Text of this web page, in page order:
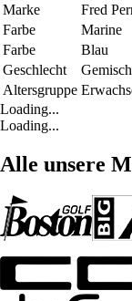
Marke
Fred
Farbe
Marine
Farbe
Blau
Geschlecht
Altersgruppe
Loading...
Loading...
Alle unsere